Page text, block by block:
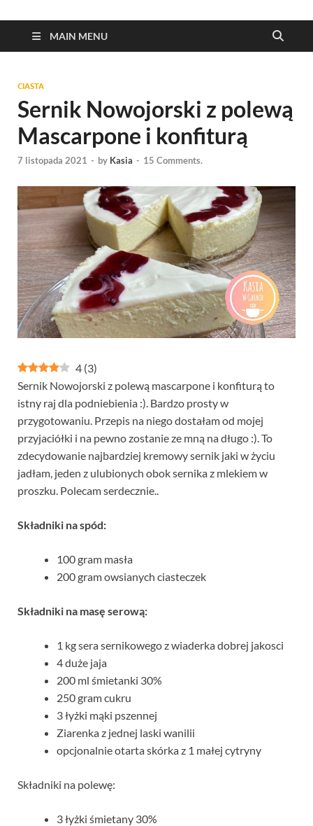
MAIN MENU
CIASTA
Sernik Nowojorski z polewą
Mascarpone i konfiturą
7 listopada 2021 - by Kasia - 15 Comments.
4 (3)
Sernik Nowojorski z polewą mascarpone i konfiturą to
istny raj dla podniebienia :). Bardzo prosty w
przygotowaniu. Przepis na niego dostałam od mojej
przyjaciółki i na pewno zostanie ze mną na długo :). To
zdecydowanie najbardziej kremowy sernik jaki w życiu
jadłam, jeden z ulubionych obok sernika z mlekiem w
proszku. Polecam serdecznie..
Składniki na spód:
100 gram masła
200 gram owsianych ciasteczek
Składniki na masę serową:
1 kg sera sernikowego z wiaderka dobrej jakosci
4 duże jaja
200 ml śmietanki 30%
250 gram cukru
3 łyżki mąki pszennej
Ziarenka z jednej laski wanilii
opcjonalnie otarta skórka z 1 małej cytryny
Składniki na polewę:
3 łyżki śmietany 30%